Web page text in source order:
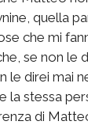
quella
che mi
se non le
le direi mai
la stessa
di